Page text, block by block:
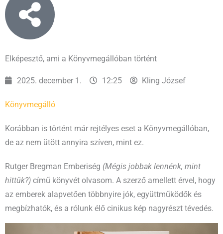
Elképesztő, ami a Könyvmegállóban történt
2025. december 1. 12:25 Kling József
Könyvmegálló
Korábban is történt már rejtélyes eset a Könyvmegállóban,
de az nem ütött annyira szíven, mint ez.
Rutger Bregman Emberiség (Mégis jobbak lennénk, mint
hittük?) című könyvét olvasom. A szerző amellett érvel, hogy
az emberek alapvetően többnyire jók, együttműködők és
megbízhatók, és a rólunk élő cinikus kép nagyrészt tévedés.​